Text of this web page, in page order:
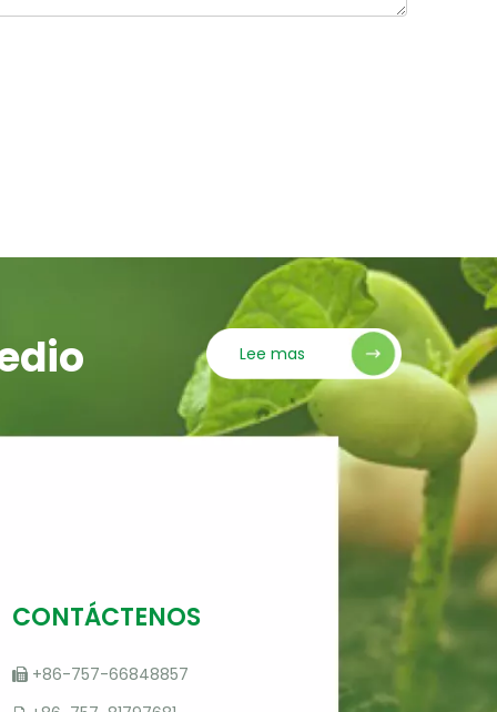
Lee mas
CONTÁCTENOS
+86-757-66848857